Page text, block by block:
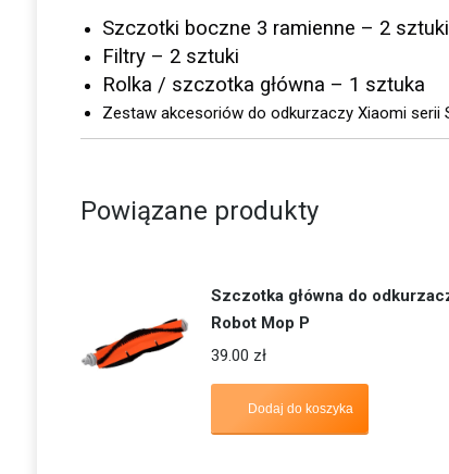
Szczotki boczne 3 ramienne – 2 sztuki
Filtry – 2 sztuki
Rolka / szczotka główna – 1 sztuka
Zestaw akcesoriów do odkurzaczy Xiaomi serii
Powiązane produkty
Szczotka główna do
Robot Mop P
39.00 zł
Dodaj do koszyka